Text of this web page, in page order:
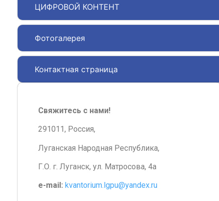
ЦИФРОВОЙ КОНТЕНТ
Фотогалерея
Контактная страница
Свяжитесь с нами!
291011, Россия,
Луганская Народная Республика,
Г.О. г. Луганск, ул. Матросова, 4а
e-mail: kvantorium.lgpu@yandex.ru